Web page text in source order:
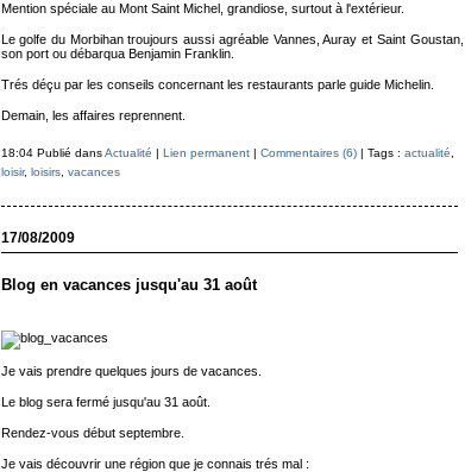
Mention spéciale au Mont Saint Michel, grandiose, surtout à l'extérieur.
Le golfe du Morbihan troujours aussi agréable Vannes, Auray et Saint Goustan,
son port ou débarqua Benjamin Franklin.
Trés déçu par les conseils concernant les restaurants parle guide Michelin.
Demain, les affaires reprennent.
18:04 Publié dansActualité | Lien permanent| Commentaires (6)| Tags : actualité
loisir, loisirs, vacances
17/08/2009
Blog en vacances jusqu'au 31 août
Je vais prendre quelques jours de vacances.
Le blog sera fermé jusqu'au 31 août.
Rendez-vous début septembre.
Je vais découvrir une région que je connais trés mal :